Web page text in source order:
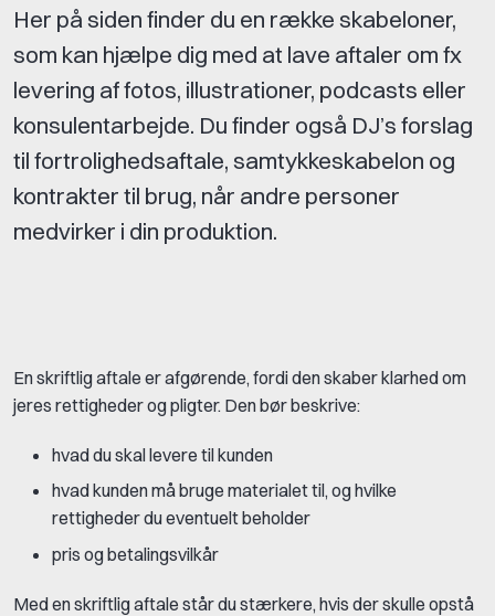
Her på siden finder du en række skabeloner,
som kan hjælpe dig med at lave aftaler om fx
levering af fotos, illustrationer, podcasts eller
konsulentarbejde. Du finder også DJ’s forslag
til fortrolighedsaftale, samtykkeskabelon og
kontrakter til brug, når andre personer
medvirker i din produktion.
En skriftlig aftale er afgørende, fordi den skaber klarhed om
jeres rettigheder og pligter. Den bør beskrive:
hvad du skal levere til kunden
hvad kunden må bruge materialet til, og hvilke
rettigheder du eventuelt beholder
pris og betalingsvilkår
Med en skriftlig aftale står du stærkere, hvis der skulle opstå